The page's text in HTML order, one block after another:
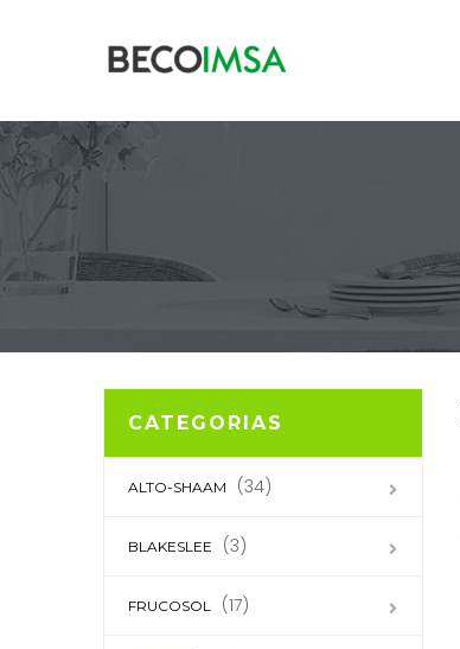
CATEGORIAS
ALTO-SHAAM (34)
BLAKESLEE (3)
FRUCOSOL (17)